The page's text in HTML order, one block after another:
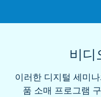
비디
이러한 디지털 세미
품 소매 프로그램